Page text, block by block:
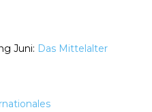
Juni: Das Mittelalter